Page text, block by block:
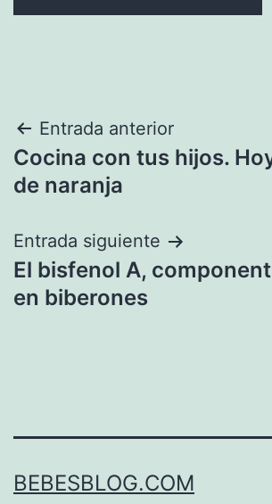
Navegación
de
Entrada anterior
Cocina con tus hijos.
de naranja
Entrada siguiente
El bisfenol A,
en biberones
BEBESBLOG.COM